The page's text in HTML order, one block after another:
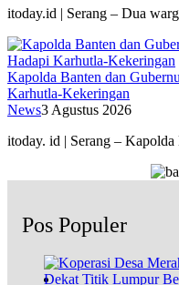
itoday.id | Serang – Dua
Kapolda Banten dan
Karhutla-Kekeringan
News3 Agustus 2026
itoday. id | Serang –
Pos Populer